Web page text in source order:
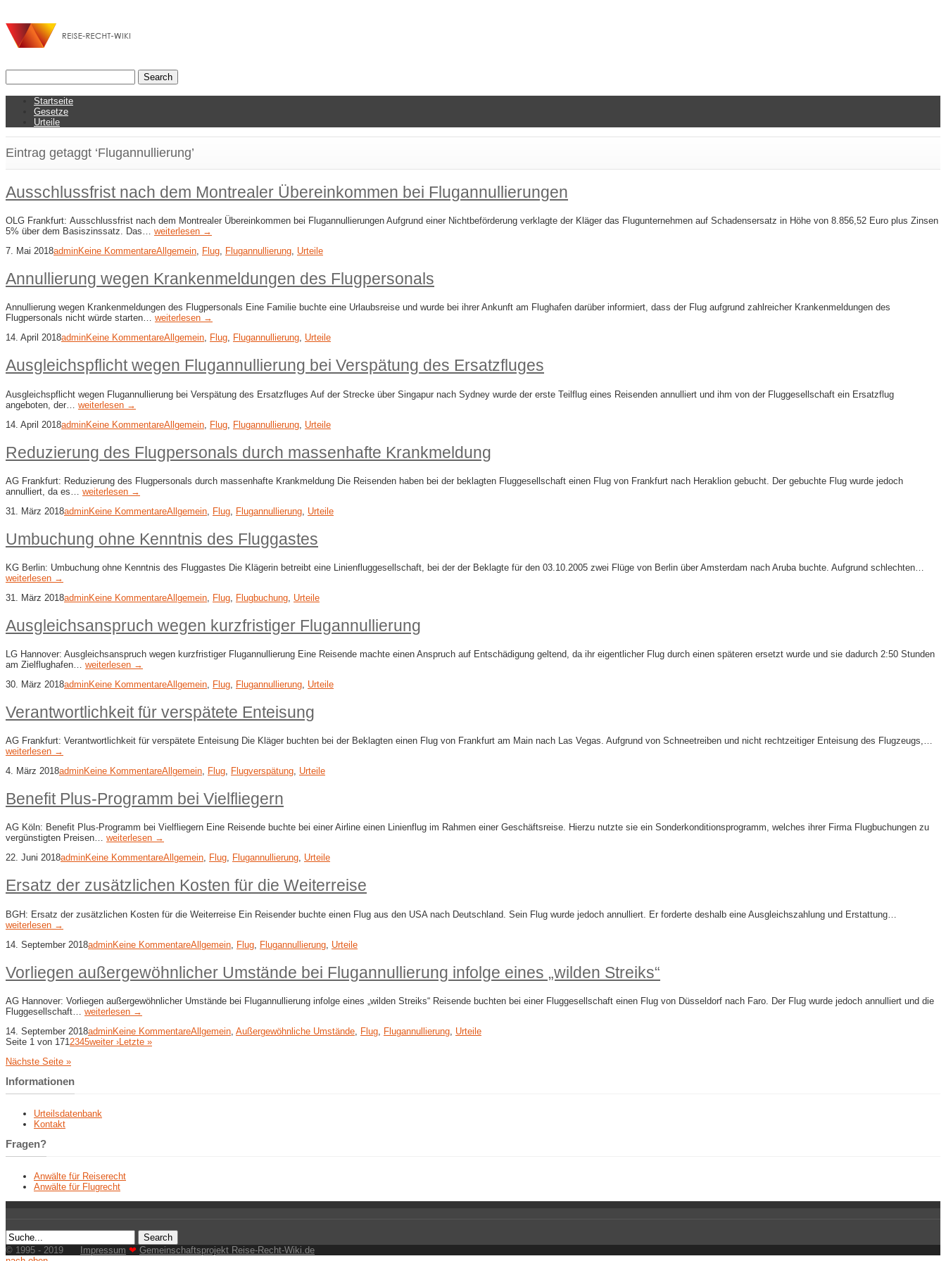
Startseite
Gesetze
Urteile
Eintrag getaggt ‘Flugannullierung’
Ausschlussfrist nach dem Montrealer Übereinkommen bei Flugannullierungen
OLG Frankfurt: Ausschlussfrist nach dem Montrealer Übereinkommen bei Flugannullierungen Aufgrund einer Nichtbeförderung verklagte der Kläger das Flugunternehmen auf Schadensersatz in Höhe von 8.856,52 Euro plus Zinsen
5% über dem Basiszinssatz. Das… weiterlesen →
7. Mai 2018adminKeine KommentareAllgemein, Flug, Flugannullierung, Urteile
Annullierung wegen Krankenmeldungen des Flugpersonals
Annullierung wegen Krankenmeldungen des Flugpersonals Eine Familie buchte eine Urlaubsreise und wurde bei ihrer Ankunft am Flughafen darüber informiert, dass der Flug aufgrund zahlreicher Krankenmeldungen des
Flugpersonals nicht würde starten… weiterlesen →
14. April 2018adminKeine KommentareAllgemein, Flug, Flugannullierung, Urteile
Ausgleichspflicht wegen Flugannullierung bei Verspätung des Ersatzfluges
Ausgleichspflicht wegen Flugannullierung bei Verspätung des Ersatzfluges Auf der Strecke über Singapur nach Sydney wurde der erste Teilflug eines Reisenden annulliert und ihm von der Fluggesellschaft ein Ersatzflug
angeboten, der… weiterlesen →
14. April 2018adminKeine KommentareAllgemein Flug Flugannullierung Urteile
Reduzierung des Flugpersonals durch massenhafte Krankmeldung
AG Frankfurt: Reduzierung des Flugpersonals durch massenhafte Krankmeldung Die Reisenden haben bei der beklagten Fluggesellschaft einen Flug von Frankfurt nach Heraklion gebucht. Der gebuchte Flug wurde jedoch
annulliert, da es… weiterlesen →
31. März 2018adminKeine KommentareAllgemein Flug Flugannullierung Urteile
Umbuchung ohne Kenntnis des Fluggastes
KG Berlin: Umbuchung ohne Kenntnis des Fluggastes Die Klägerin betreibt eine Linienfluggesellschaft, bei der der Beklagte für den 03.10.2005 zwei Flüge von Berlin über Amsterdam nach Aruba buchte. Aufgrund schlechten…
weiterlesen →
31. März 2018adminKeine KommentareAllgemein Flug Flugbuchung Urteile
Ausgleichsanspruch wegen kurzfristiger Flugannullierung
LG Hannover: Ausgleichsanspruch wegen kurzfristiger Flugannullierung Eine Reisende machte einen Anspruch auf Entschädigung geltend, da ihr eigentlicher Flug durch einen späteren ersetzt wurde und sie dadurch 2:50 Stunden
am Zielflughafen… weiterlesen →
30. März 2018adminKeine KommentareAllgemein, Flug, Flugannullierung, Urteile
Verantwortlichkeit für verspätete Enteisung
AG Frankfurt: Verantwortlichkeit für verspätete Enteisung Die Kläger buchten bei der Beklagten einen Flug von Frankfurt am Main nach Las Vegas. Aufgrund von Schneetreiben und nicht rechtzeitiger Enteisung des Flugzeugs,…
weiterlesen →
4. März 2018adminKeine KommentareAllgemein, Flug, Flugverspätung, Urteile
Benefit Plus-Programm bei Vielfliegern
AG Köln: Benefit Plus-Programm bei Vielfliegern Eine Reisende buchte bei einer Airline einen Linienflug im Rahmen einer Geschäftsreise. Hierzu nutzte sie ein Sonderkonditionsprogramm, welches ihrer Firma Flugbuchungen zu
vergünstigten Preisen… weiterlesen →
22. Juni 2018adminKeine KommentareAllgemein, Flug, Flugannullierung, Urteile
Ersatz der zusätzlichen Kosten für die Weiterreise
BGH: Ersatz der zusätzlichen Kosten für die Weiterreise Ein Reisender buchte einen Flug aus den USA nach Deutschland. Sein Flug wurde jedoch annulliert. Er forderte deshalb eine Ausgleichszahlung und Erstattung…
weiterlesen →
14. September 2018adminKeine KommentareAllgemein Flug Flugannullierung Urteile
Vorliegen außergewöhnlicher Umstände bei Flugannullierung infolge eines „wilden Streiks“
AG Hannover: Vorliegen außergewöhnlicher Umstände bei Flugannullierung infolge eines „wilden Streiks“ Reisende buchten bei einer Fluggesellschaft einen Flug von Düsseldorf nach Faro. Der Flug wurde jedoch annulliert und die
Fluggesellschaft… weiterlesen →
14. September 2018adminKeine KommentareAllgemein Außergewöhnliche Umstände Flug Flugannullierung Urteile
Seite 1 von 171 2345weiter ›Letzte »
Nächste Seite »
Informationen
Urteilsdatenbank
Kontakt
Fragen?
Anwälte für Reiserecht
Anwälte für Flugrecht
© 1995 - 2019 Impressum ❤ Gemeinschaftsprojekt Reise-Recht-Wiki.de